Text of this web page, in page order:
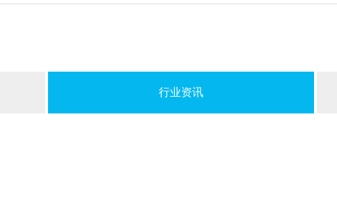
行业资讯